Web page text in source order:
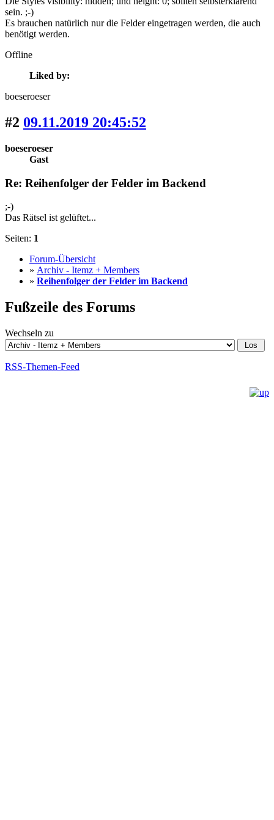
sein. ;-)
Es brauchen natürlich nur die Felder eingetragen werden, die auch
benötigt werden.
Offline
Liked by:
boeseroeser
#2 09.11.2019 20:45:52
boeseroeser
Gast
Re: Reihenfolger der Felder im Backend
;-)
Das Rätsel ist gelüftet...
Seiten: 1
Forum-Übersicht
» Archiv - Itemz + Members
» Reihenfolger der Felder im Backend
Fußzeile des Forums
Wechseln zu
RSS-Themen-Feed